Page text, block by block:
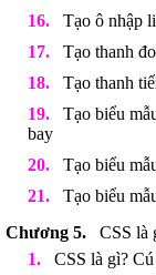
Tạo ô nhập
Tạo thanh
Tạo thanh
Tạo biểu
bay
Tạo biểu
Tạo biểu
CSS là
CSS là gì?